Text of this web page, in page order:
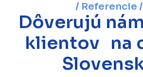
/ Referencie /
Dôverujú
klientov na